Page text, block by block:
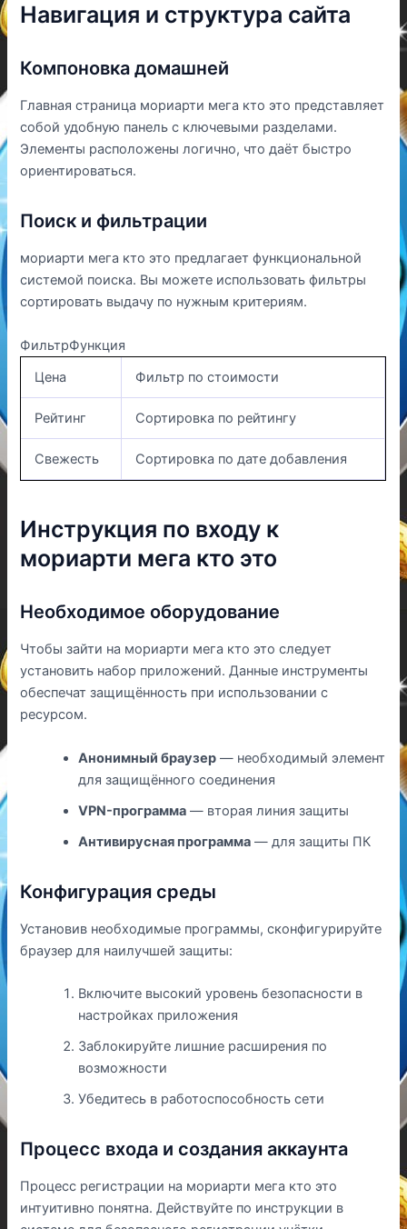
Навигация и структура сайта
Компоновка домашней
Главная страница мориарти мега кто это представляет
собой удобную панель с ключевыми разделами.
Элементы расположены логично, что даёт быстро
ориентироваться.
Поиск и фильтрации
мориарти мега кто это предлагает функциональной
системой поиска. Вы можете использовать фильтры
сортировать выдачу по нужным критериям.
ФильтрФункция
Цена
Фильтр по стоимости
Рейтинг Сортировка по рейтингу
Свежесть Сортировка по дате добавления
Инструкция по входу к
мориарти мега кто это
Необходимое оборудование
Чтобы зайти на мориарти мега кто это следует
установить набор приложений. Данные инструменты
обеспечат защищённость при использовании с
ресурсом.
Анонимный браузер — необходимый элемент
для защищённого соединения
VPN-программа — вторая линия защиты
Антивирусная программа — для защиты ПК
Конфигурация среды
Установив необходимые программы, сконфигурируйте
браузер для наилучшей защиты:
Включите высокий уровень безопасности в
настройках приложения
Заблокируйте лишние расширения по
возможности
Убедитесь в работоспособность сети
Процесс входа и создания аккаунта
Процесс регистрации на мориарти мега кто это
интуитивно понятна. Действуйте по инструкции в